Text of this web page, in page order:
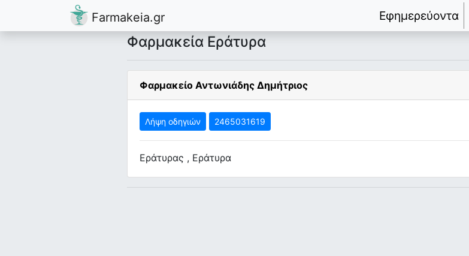
Farmakeia.gr Εφημερεύοντα
Φαρμακεία Εράτυρα
Φαρμακείο Αντωνιάδης Δημήτριος
Λήψη οδηγιών 2465031619
Εράτυρας , Εράτυρα